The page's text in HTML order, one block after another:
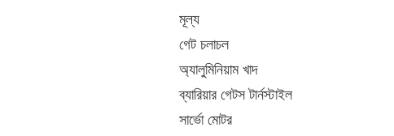
মূল্য
গেট চলাচল
অ্যালুমিনিয়াম খাদ
ব্যারিয়ার গেটস টার্নস্টাইল
সার্ভো মোটর